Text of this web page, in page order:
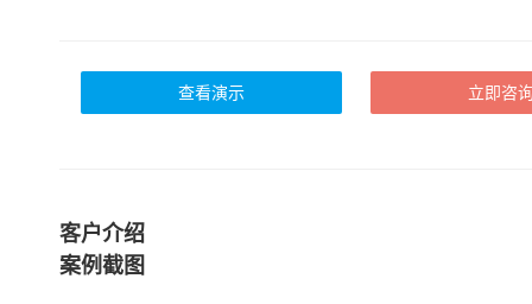
查看演示 立即咨
客户介绍
案例截图